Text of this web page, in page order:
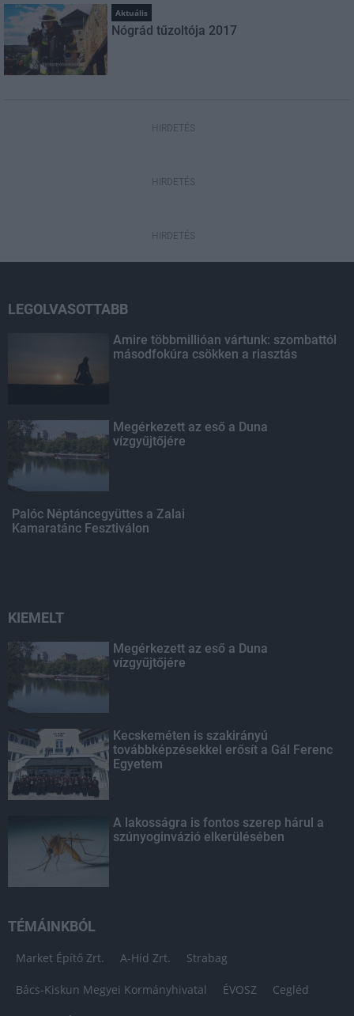
Aktuális
Nógrád tűzoltója 2017
HIRDETÉS
HIRDETÉS
HIRDETÉS
LEGOLVASOTTABB
Amire többmillióan vártunk: szombattól
másodfokúra csökken a riasztás
Megérkezett az eső a Duna
vízgyűjtőjére
Palóc Néptáncegyüttes a Zalai
Kamaratánc Fesztiválon
KIEMELT
Megérkezett az eső a Duna
vízgyűjtőjére
Kecskeméten is szakirányú
továbbképzésekkel erősít a Gál Ferenc
Egyetem
A lakosságra is fontos szerep hárul a
szúnyoginvázió elkerülésében
TÉMÁINKBÓL
Market Építő Zrt. A-Híd Zrt. Strabag
Bács-Kiskun Megyei Kormányhivatal ÉVOSZ Cegléd